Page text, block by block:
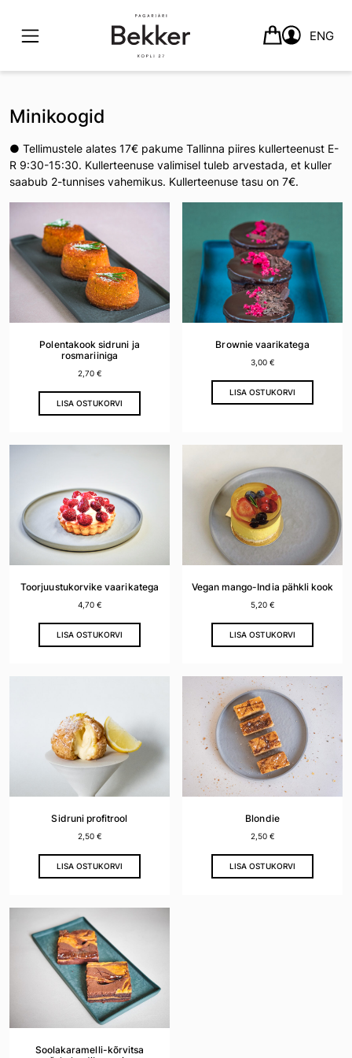
content
ENG
Minikoogid
● Tellimustele alates 17€ pakume Tallinna piires kullerteenust E-
R 9:30-15:30. Kullerteenuse valimisel tuleb arvestada, et kuller
saabub 2-tunnises vahemikus. Kullerteenuse tasu on 7€.
Polentakook sidruni ja
rosmariiniga
2,70 €
LISA OSTUKORVI
Brownie vaarikatega
3,00 €
LISA OSTUKORVI
Toorjuustukorvike vaarikatega
4,70 €
LISA OSTUKORVI
Vegan mango-India pähkli kook
5,20 €
LISA OSTUKORVI
Sidruni profitrool
2,50 €
LISA OSTUKORVI
Blondie
2,50 €
LISA OSTUKORVI
Soolakaramelli-kõrvitsa